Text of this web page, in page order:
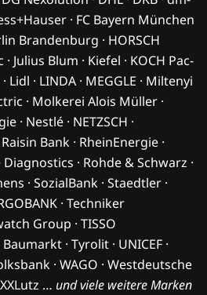
· FC Bayern München
Brandenburg · HORSCH
Julius Blum · Kiefel · KOCH Pac-
Lidl · LINDA · MEGGLE · Miltenyi
· Molkerei Alois Müller ·
· Nestlé · NETZSCH ·
Bank · RheinEnergie ·
· Rohde & Schwarz ·
· SozialBank · Staedtler ·
· Techniker
Group · TISSO
· Tyrolit · UNICEF ·
· WAGO · Westdeutsche
… und viele weitere Marken